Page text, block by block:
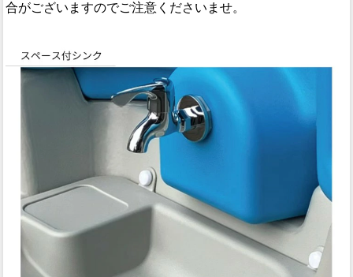
合がございますのでご注意くださいませ。